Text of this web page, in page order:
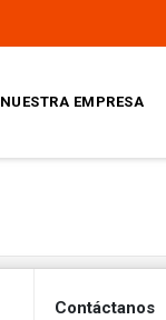
NUESTRA EMPRESA
Contáctanos